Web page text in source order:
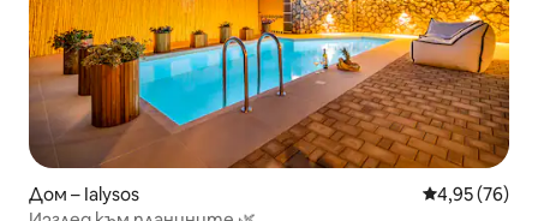
Дом – Ialysos Средна
4,95 (76)